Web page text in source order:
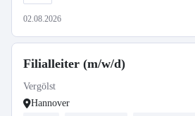
02.08.2026
Filialleiter (m/w/d)
Vergölst
Hannover